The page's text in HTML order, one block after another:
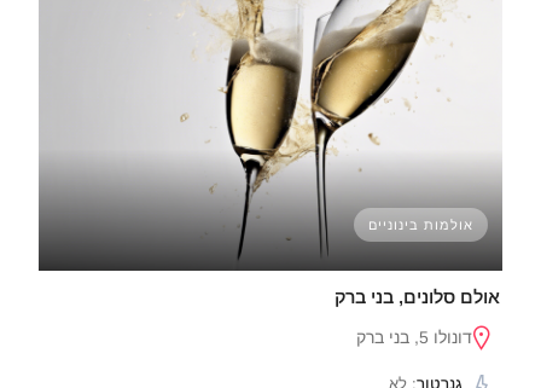
אולמות בינוניים
אולם סלונים, בני ברק
דונולו 5, בני ברק
גנרטור: לא